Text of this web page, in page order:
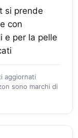
si prende
con
e per la pelle
aggiornati
sono marchi di